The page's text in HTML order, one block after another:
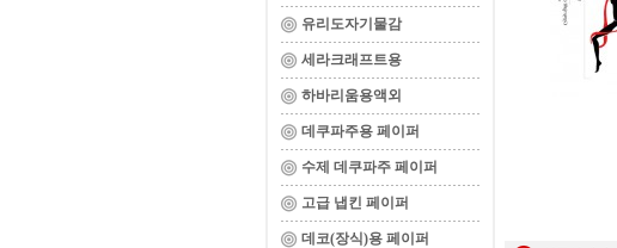
유리도자기물감
세라크래프트용
하바리움용액외
데쿠파주용 페이퍼
수제 데쿠파주 페이퍼
고급 냅킨 페이퍼
데코(장식)용 페이퍼